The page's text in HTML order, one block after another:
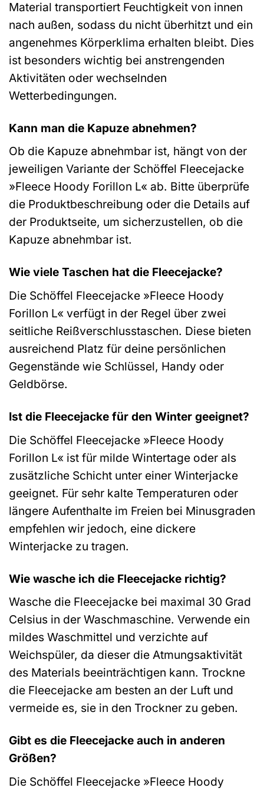
Material transportiert Feuchtigkeit von innen
nach außen, sodass du nicht überhitzt und ein
angenehmes Körperklima erhalten bleibt. Dies
ist besonders wichtig bei anstrengenden
Aktivitäten oder wechselnden
Wetterbedingungen.
Kann man die Kapuze abnehmen?
Ob die Kapuze abnehmbar ist, hängt von der
jeweiligen Variante der Schöffel Fleecejacke
»Fleece Hoody Forillon L« ab. Bitte überprüfe
die Produktbeschreibung oder die Details auf
der Produktseite, um sicherzustellen, ob die
Kapuze abnehmbar ist.
Wie viele Taschen hat die Fleecejacke?
Die Schöffel Fleecejacke »Fleece Hoody
Forillon L« verfügt in der Regel über zwei
seitliche Reißverschlusstaschen. Diese bieten
ausreichend Platz für deine persönlichen
Gegenstände wie Schlüssel, Handy oder
Geldbörse.
Ist die Fleecejacke für den Winter geeignet?
Die Schöffel Fleecejacke »Fleece Hoody
Forillon L« ist für milde Wintertage oder als
zusätzliche Schicht unter einer Winterjacke
geeignet. Für sehr kalte Temperaturen oder
längere Aufenthalte im Freien bei Minusgraden
empfehlen wir jedoch, eine dickere
Winterjacke zu tragen.
Wie wasche ich die Fleecejacke richtig?
Wasche die Fleecejacke bei maximal 30 Grad
Celsius in der Waschmaschine. Verwende ein
mildes Waschmittel und verzichte auf
Weichspüler, da dieser die Atmungsaktivität
des Materials beeinträchtigen kann. Trockne
die Fleecejacke am besten an der Luft und
vermeide es, sie in den Trockner zu geben.
Gibt es die Fleecejacke auch in anderen
Größen?
Die Schöffel Fleecejacke »Fleece Hoody